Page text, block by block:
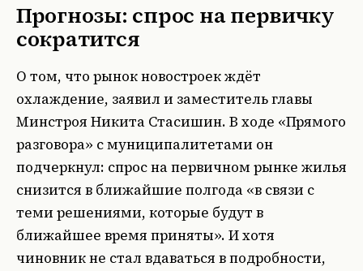
Прогнозы: спрос на первичку
сократится
О том, что рынок новостроек ждёт
охлаждение, заявил и заместитель главы
Минстроя Никита Стасишин. В ходе «Прямого
разговора» с муниципалитетами он
подчеркнул: спрос на первичном рынке жилья
снизится в ближайшие полгода «в связи с
теми решениями, которые будут в
ближайшее время приняты». И хотя
чиновник не стал вдаваться в подробности,